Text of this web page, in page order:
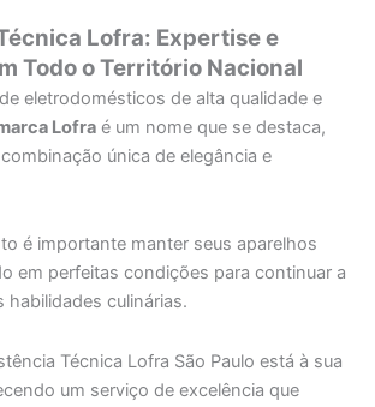
Lofra: Expertise e
Todo o Território Nacional
eletrodomésticos de alta qualidade e
Lofra é um nome que se destaca,
única de elegância e
é importante manter seus aparelhos
em perfeitas condições para continuar a
habilidades culinárias.
Técnica Lofra São Paulo está à sua
um serviço de excelência que